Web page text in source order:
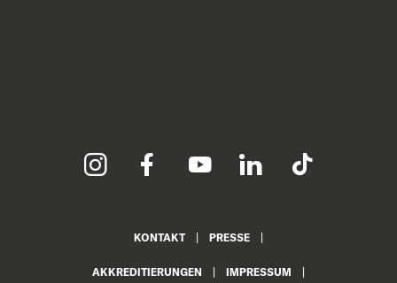
KONTAKT PRESSE
AKKREDITIERUNGEN IMPRESSUM